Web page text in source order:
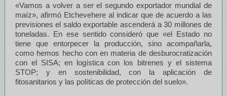
«Vamos a volver a ser el segundo exportador mundial de
maíz», afirmó Etchevehere al indicar que de acuerdo a las
previsiones el saldo exportable ascenderá a 30 millones de
toneladas. En ese sentido consideró que «el Estado no
tiene que entorpecer la producción, sino acompañarla,
como hemos hecho con en materia de desburocratización
con el SISA; en logística con los bitrenes y el sistema
STOP; y en sostenibilidad, con la aplicación de
fitosanitarios y las políticas de protección del suelo».